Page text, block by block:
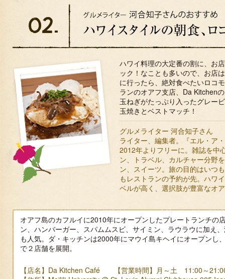
ハワイ料理の大定番の割に、お
ック！なことも多いので、お店
に行ったら、絶対食べたいロコ
ランのオアフ支店、Da Kitchen
玉ねぎがたっぷり入ったグレー
玉焼きとベストマッチ！
グルメライター 河合知子さん
ライター、編集者。『エル・ア
2012年よりフリーに。雑誌を中
ン、トラベル、カルチャー分野
ン、スイーツ。旅の目的はいつ
もレストランの予約が先。ハワ
ベルが高く、選択肢が豊富なオ
オアフ島のカフルイに2010年にオープンしたプレートランチの
ン、ハンバーガー、スパムムスビ、サイミン、ラウラウに加え
も人気。ダ・キッチンは2000年にマウイ島キヘイにオープンし
で２店舗を展開。
【店名】Da Kitchen Café 【営業時間】月～土 11:00～